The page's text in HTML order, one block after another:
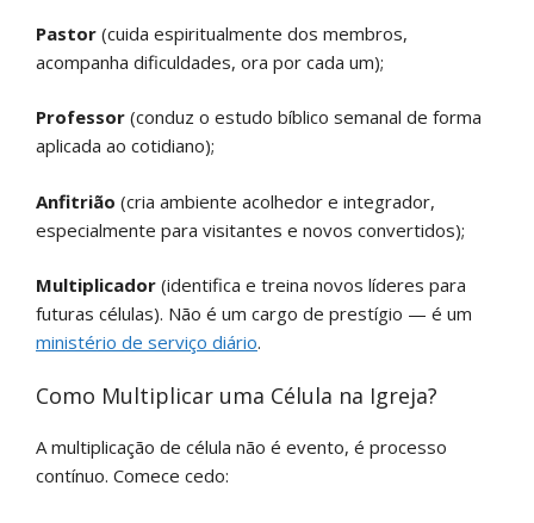
Pastor (cuida espiritualmente dos membros,
acompanha dificuldades, ora por cada um);
Professor (conduz o estudo bíblico semanal de forma
aplicada ao cotidiano);
Anfitrião (cria ambiente acolhedor e integrador,
especialmente para visitantes e novos convertidos);
Multiplicador (identifica e treina novos líderes para
futuras células). Não é um cargo de prestígio — é um
ministério de serviço diário.
Como Multiplicar uma Célula na Igreja?
A multiplicação de célula não é evento, é processo
contínuo. Comece cedo: